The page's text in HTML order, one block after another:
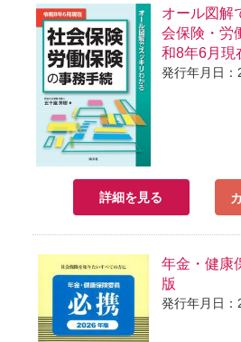
オール図解
会保険・労
和8年6月現
発行年月日
詳細を見る
年金・健康
版
発行年月日